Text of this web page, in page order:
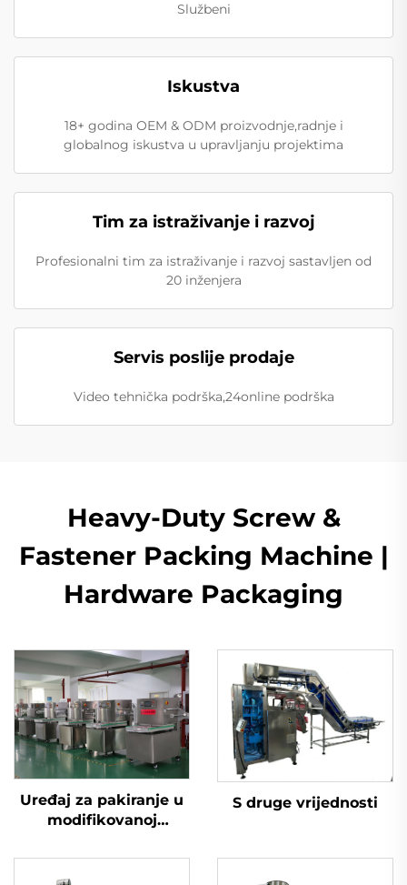
Službeni
Iskustva
18+ godina OEM & ODM proizvodnje,radnje i
globalnog iskustva u upravljanju projektima
Tim za istraživanje i razvoj
Profesionalni tim za istraživanje i razvoj sastavljen od
20 inženjera
Servis poslije prodaje
Video tehnička podrška,24online podrška
Heavy-Duty Screw &
Fastener Packing Machine |
Hardware Packaging
Uređaj za pakiranje u
modifikovanoj
S druge vrijednosti